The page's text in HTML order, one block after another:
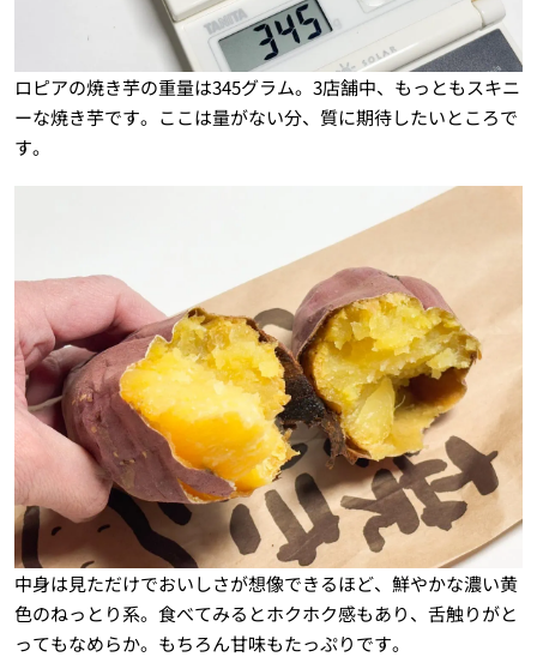
ロピアの焼き芋の重量は345グラム。3店舗中、もっともスキニ
ーな焼き芋です。ここは量がない分、質に期待したいところで
す。
中身は見ただけでおいしさが想像できるほど、鮮やかな濃い黄
色のねっとり系。食べてみるとホクホク感もあり、舌触りがと
ってもなめらか。もちろん甘味もたっぷりです。